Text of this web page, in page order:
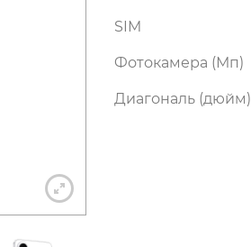
SIM
Фотокамера (Мп)
Диагональ (дюйм)
318-40-14
без выходных)